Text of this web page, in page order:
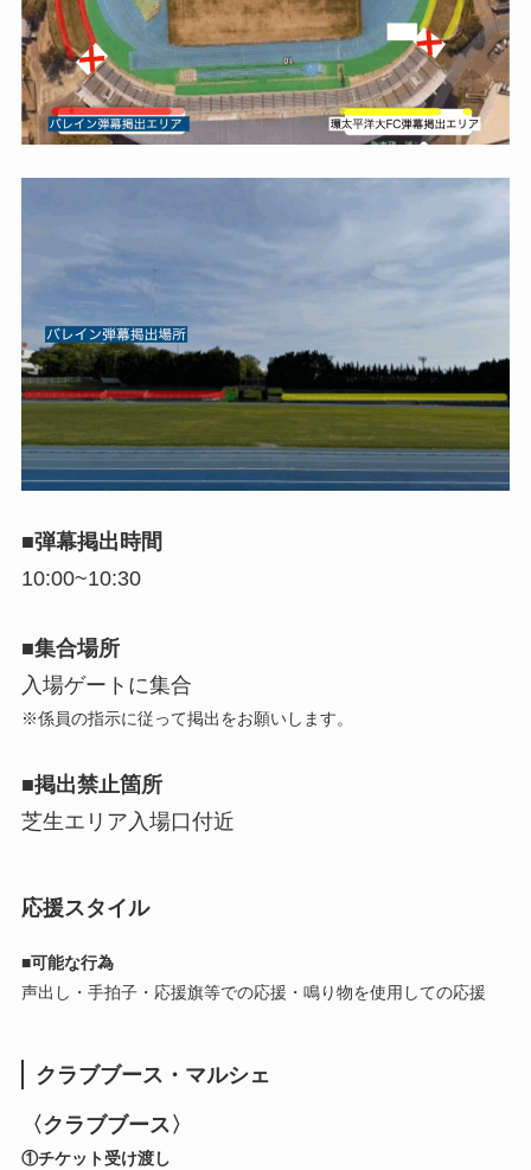
■弾幕掲出時間
10:00~10:30
■集合場所
入場ゲートに集合
※係員の指示に従って掲出をお願いします。
■掲出禁止箇所
芝生エリア入場口付近
応援スタイル
■可能な行為
声出し・手拍子・応援旗等での応援・鳴り物を使用しての応援
クラブブース・マルシェ
〈クラブブース〉
①チケット受け渡し